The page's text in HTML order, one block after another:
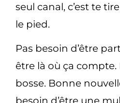
seul canal, c’est te
le pied.
Pas besoin d’être
être là où ça compte.
bosse. Bonne
besoin d’être une